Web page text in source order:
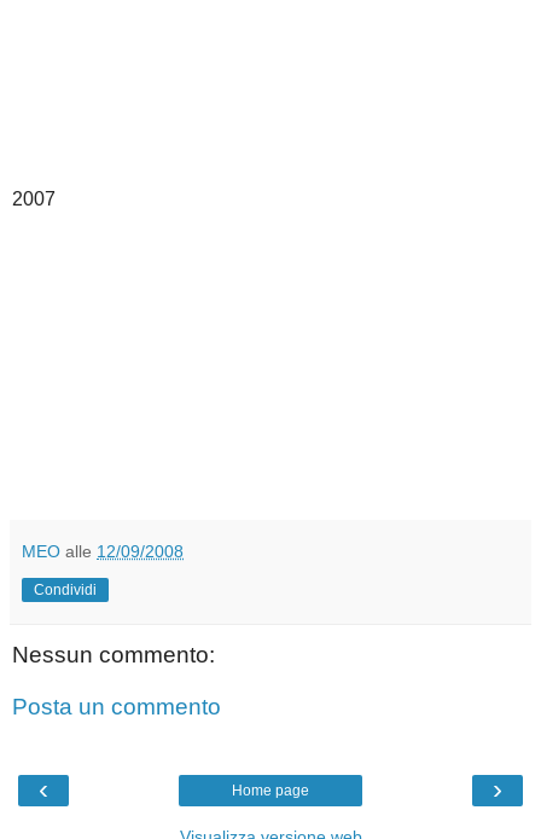
2007
MEO alle 12/09/2008
Condividi
Nessun commento:
Posta un commento
‹ ›
Home page